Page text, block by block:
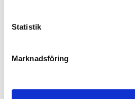
Statistik
Marknadsföring